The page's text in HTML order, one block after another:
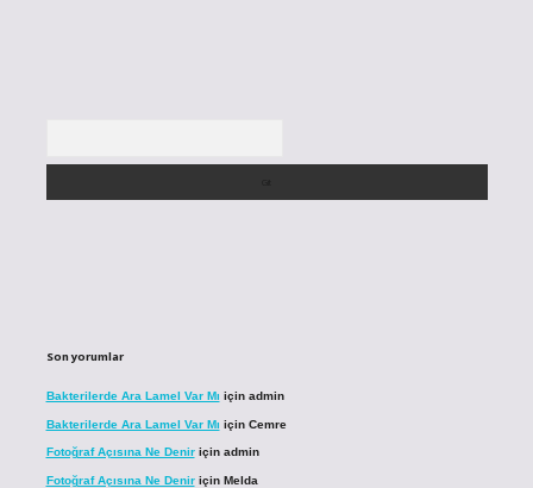
Son yorumlar
Bakterilerde Ara Lamel Var Mı için admin
Bakterilerde Ara Lamel Var Mı için Cemre
Fotoğraf Açısına Ne Deniriçin admin
Fotoğraf Açısına Ne Deniriçin Melda